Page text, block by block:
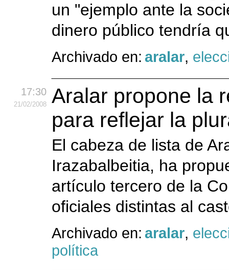
un "ejemplo ante la
dinero público tendría
Archivado en: aralar,
17:30
21/02/2008
Aralar propone la
para reflejar la
El cabeza de lista de
Irazabalbeitia, ha
artículo tercero de la
oficiales distintas al
Archivado en: aralar,
política